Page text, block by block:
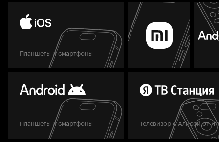
Планшеты и смартфоны
Планшеты и смартфоны Телевизор с Алисой от